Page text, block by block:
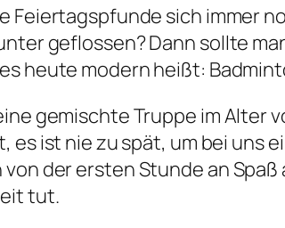
Feiertagspfunde sich immer
geflossen? Dann sollte
heute modern heißt:
gemischte Truppe im Alter
es ist nie zu spät, um bei uns
von der ersten Stunde an
tut.